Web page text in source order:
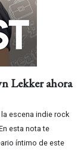
Lekker ahora
escena indie rock
esta nota te
íntimo de este